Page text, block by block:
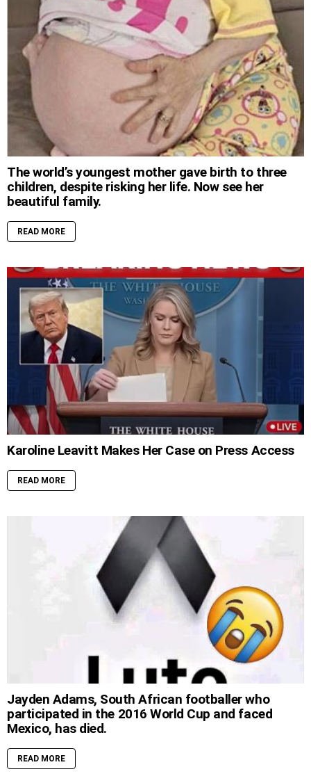
The world’s youngest mother gave birth to three
children, despite risking her life. Now see her
beautiful family.
READ MORE
Karoline Leavitt Makes Her Case on Press Access
READ MORE
Jayden Adams, South African footballer who
participated in the 2016 World Cup and faced
Mexico, has died.
READ MORE